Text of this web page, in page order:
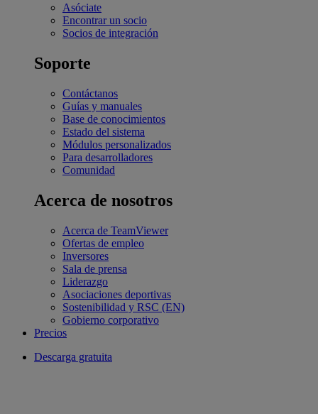
Asóciate
Encontrar un socio
Socios de integración
Soporte
Contáctanos
Guías y manuales
Base de conocimientos
Estado del sistema
Módulos personalizados
Para desarrolladores
Comunidad
Acerca de nosotros
Acerca de TeamViewer
Ofertas de empleo
Inversores
Sala de prensa
Liderazgo
Asociaciones deportivas
Sostenibilidad y RSC (EN)
Gobierno corporativo
Precios
Descarga gratuita